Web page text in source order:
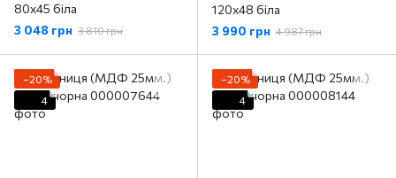
80х45 біла
3 048 грн 3 810 грн
120х48 біла
3 990 грн 4 987 грн
−20%
4
−20%
4